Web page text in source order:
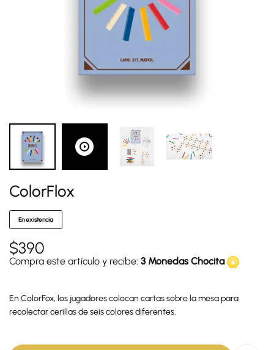
ColorFlox
En existencia
$390
Compra este artículo y recibe: 3 Monedas Chocita
En ColorFox, los jugadores colocan cartas sobre la mesa para
recolectar cerillas de seis colores diferentes.